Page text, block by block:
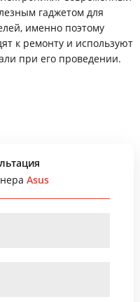
гаджетом для
именно поэтому
к ремонту и используют
при его проведении.
Asus